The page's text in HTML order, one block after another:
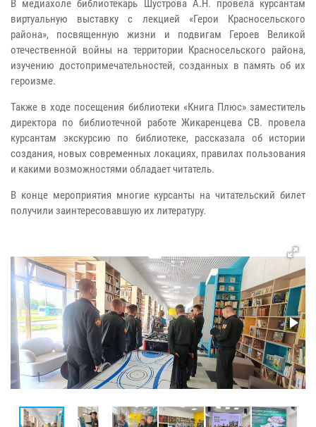
В медиахоле библиотекарь Шустрова А.Н. провела курсантам
виртуальную выставку с лекцией «Герои Красносельского
района», посвященную жизни и подвигам Героев Великой
отечественной войны на территории Красносельского района,
изучению достопримечательностей, созданных в память об их
героизме.
Также в ходе посещения библиотеки «Книга Плюс» заместитель
директора по библиотечной работе Жикаренцева СВ. провела
курсантам экскурсию по библиотеке, рассказала об истории
создания, новых современных локациях, правилах пользования
и какими возможностями обладает читатель.
В конце мероприятия многие курсанты на читательский билет
получили заинтересовавшую их литературу.